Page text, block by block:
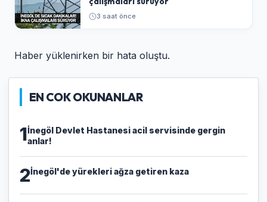
3 saat önce
Haber yüklenirken bir hata oluştu.
EN COK OKUNANLAR
1İnegöl Devlet Hastanesi acil servisinde gergin
anlar!
2İnegöl'de yürekleri ağza getiren kaza